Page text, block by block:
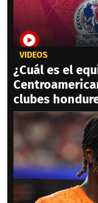
VIDEOS
¿Cuál es el
clubes